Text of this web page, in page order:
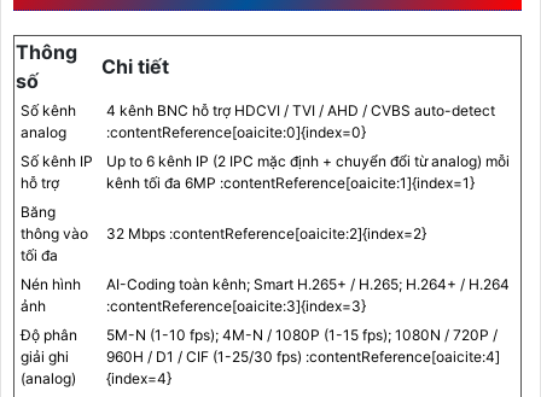
Thông
số
Chi tiết
Số kênh
analog
4 kênh BNC hỗ trợ HDCVI / TVI / AHD / CVBS auto-detect
:contentReference[oaicite:0]{index=0}
Số kênh IP
hỗ trợ
Up to 6 kênh IP (2 IPC mặc định + chuyển đổi từ analog) mỗi
kênh tối đa 6MP :contentReference[oaicite:1]{index=1}
Băng
thông vào
tối đa
32 Mbps :contentReference[oaicite:2]{index=2}
Nén hình
ảnh
AI-Coding toàn kênh; Smart H.265+ / H.265; H.264+ / H.264
:contentReference[oaicite:3]{index=3}
Độ phân
giải ghi
(analog)
5M-N (1-10 fps); 4M-N / 1080P (1-15 fps); 1080N / 720P /
960H / D1 / CIF (1-25/30 fps) :contentReference[oaicite:4]
{index=4}